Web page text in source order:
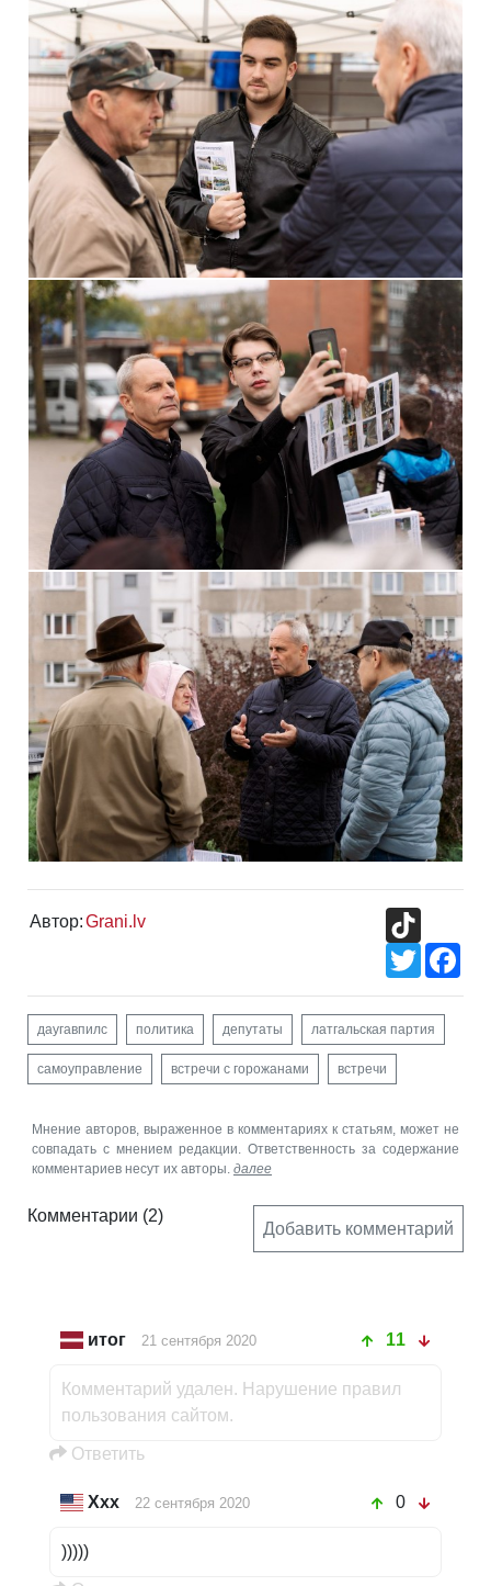
Автор:Grani.lv
Twitter
даугавпилс политика депутаты латгальская партия
самоуправление встречи с горожанами встречи
Мнение авторов, выраженное в комментариях к статьям, может не
совпадать с мнением редакции. Ответственность за содержание
комментариев несут их авторы. далее
Комментарии (2)
Добавить комментарий
итог 21 сентября 2020 11
Комментарий удален. Нарушение правил
пользования сайтом.
Oтветить
Xxx 22 сентября 2020 0
)))))